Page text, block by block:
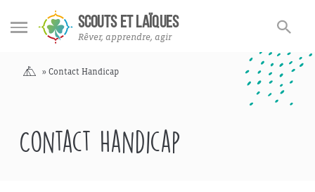
SCOUTS ET LAÏQUES
Rêver, apprendre, agir
Rechercher
sur
Accueil
» Contact Handicap
Contact Handicap